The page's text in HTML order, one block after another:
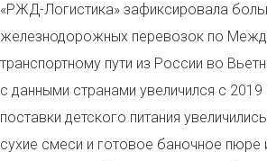
«РЖД-Логистика» зафиксировала
железнодорожных перевозок по
транспортному пути из России во
с данными странами увеличился с
поставки детского питания
сухие смеси и готовое баночное пюре